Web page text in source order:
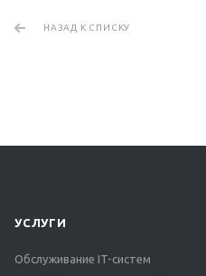
НАЗАД К СПИСКУ
УСЛУГИ
Обслуживание IT-систем